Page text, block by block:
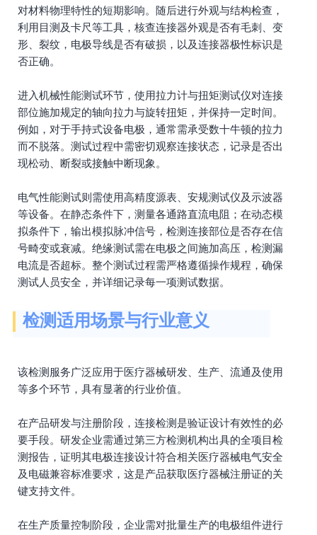
对材料物理特性的短期影响。随后进行外观与结构检查，
利用目测及卡尺等工具，核查连接器外观是否有毛刺、变
形、裂纹，电极导线是否有破损，以及连接器极性标识是
否正确。
进入机械性能测试环节，使用拉力计与扭矩测试仪对连接
部位施加规定的轴向拉力与旋转扭矩，并保持一定时间。
例如，对于手持式设备电极，通常需承受数十牛顿的拉力
而不脱落。测试过程中需密切观察连接状态，记录是否出
现松动、断裂或接触中断现象。
电气性能测试则需使用高精度源表、安规测试仪及示波器
等设备。在静态条件下，测量各通路直流电阻；在动态模
拟条件下，输出模拟脉冲信号，检测连接部位是否存在信
号畸变或衰减。绝缘测试需在电极之间施加高压，检测漏
电流是否超标。整个测试过程需严格遵循操作规程，确保
测试人员安全，并详细记录每一项测试数据。
检测适用场景与行业意义
该检测服务广泛应用于医疗器械研发、生产、流通及使用
等多个环节，具有显著的行业价值。
在产品研发与注册阶段，连接检测是验证设计有效性的必
要手段。研发企业需通过第三方检测机构出具的全项目检
测报告，证明其电极连接设计符合相关医疗器械电气安全
及电磁兼容标准要求，这是产品获取医疗器械注册证的关
键支持文件。
在生产质量控制阶段，企业需对批量生产的电极组件进行